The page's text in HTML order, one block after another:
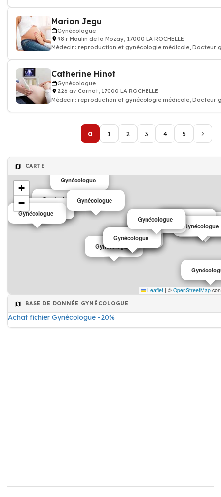
Marion Jegu
Gynécologue
98 r Moulin de la Mozay, 17000 LA ROCHELLE
Médecin: reproduction et gynécologie médicale, Docteur
Catherine Hinot
Gynécologue
226 av Carnot, 17000 LA ROCHELLE
Médecin: reproduction et gynécologie médicale, Docteur
0 1 2 3 4 5
CARTE
Gynécologue
Gynécologue
Gynécologue
Gynécologue
Gynécologue
Gynécologue
Gynécologue
Gynécologue
Gynécologue
Gynécologue
Gynécologue
Gynécologue
Gynécologue
Gynécologue
Gynécologue
Gynécologue
Gynécologue
+
−
Leaflet | © OpenStreetMap
BASE DE DONNÉE GYNÉCOLOGUE
Achat fichier Gynécologue -20%